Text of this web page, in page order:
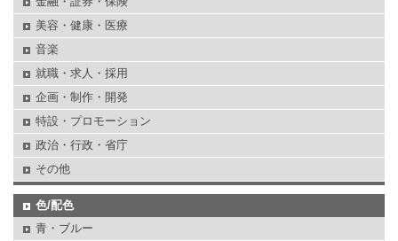
美容・健康・医療
音楽
就職・求人・採用
企画・制作・開発
特設・プロモーション
政治・行政・省庁
その他
色/配色
青・ブルー